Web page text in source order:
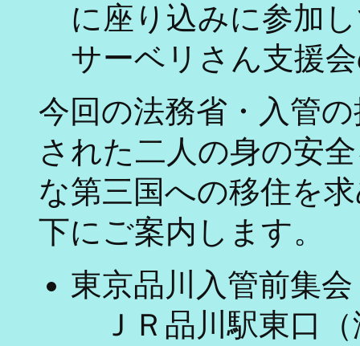
に座り込みに参加
サーベリさん支援
今回の法務省・入管
された二人の身の安
な第三国への移住を
下にご案内します。
東京品川入管前集会
ＪＲ品川駅東口（